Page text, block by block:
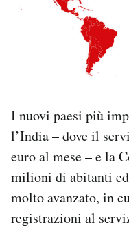
I nuovi paesi più
l’India – dove il
euro al mese – e la
milioni di abitanti ed
molto avanzato, in
registrazioni al